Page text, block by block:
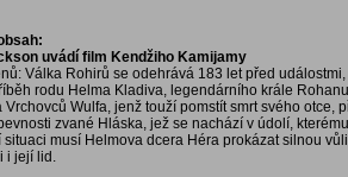
uvádí film Kendžiho Kamijamy
Válka Rohirů se odehrává 183 let před
rodu Helma Kladiva, legendárního krále
Vrchovců Wulfa, jenž touží pomstít smrt svého otce,
zvané Hláska, jež se nachází v údolí,
situaci musí Helmova dcera Héra prokázat silnou
i její lid.